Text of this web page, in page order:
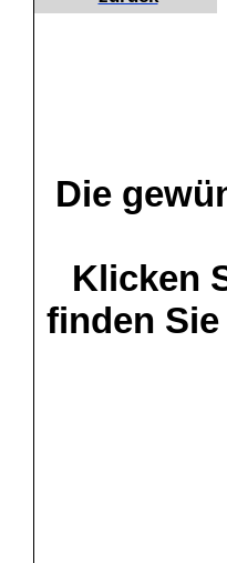
Die
Klicken
finden